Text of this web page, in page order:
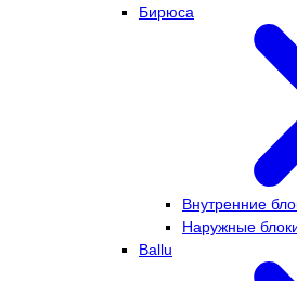
Бирюса
Внутренние
Наружные
Ballu